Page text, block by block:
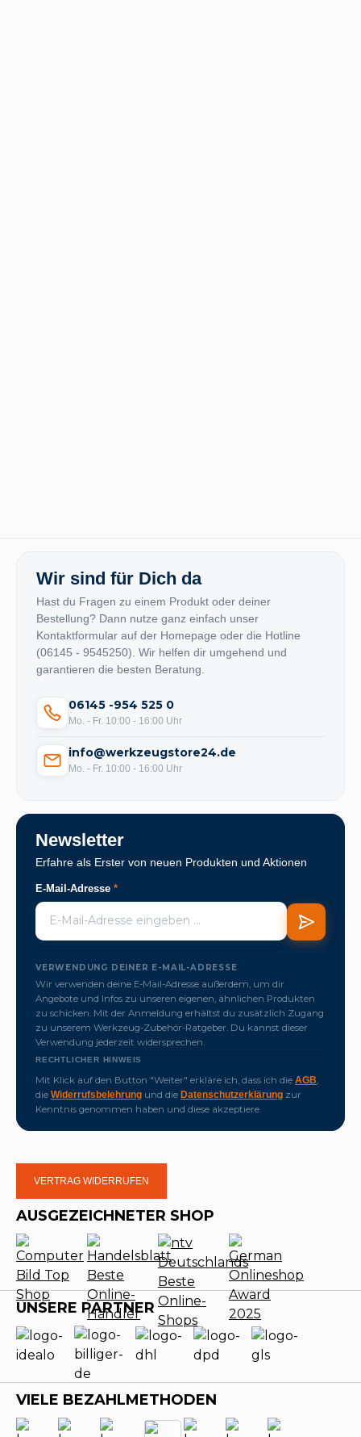
Wir sind für Dich da
Hast du Fragen zu einem Produkt oder deiner
Bestellung? Dann nutze ganz einfach unser
Kontaktformular auf der Homepage oder die Hotline
(06145 - 9545250). Wir helfen dir umgehend und
garantieren die besten Beratung.
06145 -954 525 0
Mo. - Fr. 10:00 - 16:00 Uhr
info@werkzeugstore24.de
Mo. - Fr. 10:00 - 16:00 Uhr
Newsletter
Erfahre als Erster von neuen Produkten und Aktionen
E-Mail-Adresse *
VERWENDUNG DEINER E-MAIL-ADRESSE
Wir verwenden deine E-Mail-Adresse außerdem, um dir
Angebote und Infos zu unseren eigenen, ähnlichen Produkten
zu schicken. Mit der Anmeldung erhältst du zusätzlich Zugang
zu unserem Werkzeug-Zubehör-Ratgeber. Du kannst dieser
Verwendung jederzeit widersprechen.
RECHTLICHER HINWEIS
Mit Klick auf den Button "Weiter" erkläre ich, dass ich die AGB
die Widerrufsbelehrung und die Datenschutzerklärung zur
Kenntnis genommen haben und diese akzeptiere.
VERTRAG WIDERRUFEN
AUSGEZEICHNETER SHOP
UNSERE PARTNER
VIELE BEZAHLMETHODEN